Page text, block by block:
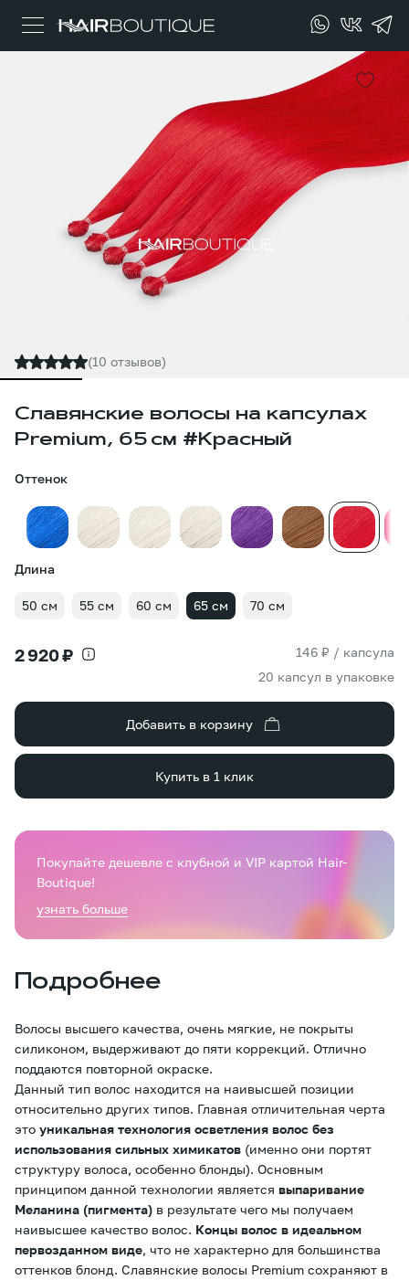
(10 отзывов)
Славянские волосы на капсулах
Premium, 65 см #Красный
Оттенок
Длина
50 см 55 см 60 см 65 см 70 см
2 920 ₽
146 ₽ / капсула
20 капсул в упаковке
Добавить в корзину
Купить в 1 клик
Подробнее
Волосы высшего качества, очень мягкие, не покрыты
силиконом, выдерживают до пяти коррекций. Отлично
поддаются повторной окраске.
Данный тип волос находится на наивысшей позиции
относительно других типов. Главная отличительная черта
это уникальная технология осветления волос без
использования сильных химикатов (именно они портят
структуру волоса, особенно блонды). Основным
принципом данной технологии является выпаривание
Меланина (пигмента) в результате чего мы получаем
наивысшее качество волос. Концы волос в идеальном
первозданном виде, что не характерно для большинства
оттенков блонд. Славянские волосы Premium сохраняют в
Покупайте дешевле с клубной и VIP картой Hair-
Boutique!
узнать больше